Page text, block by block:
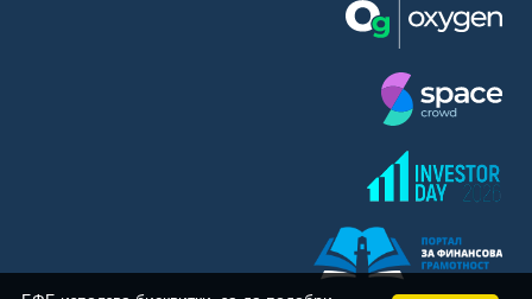
Capital One Financial Corp. (CFX)